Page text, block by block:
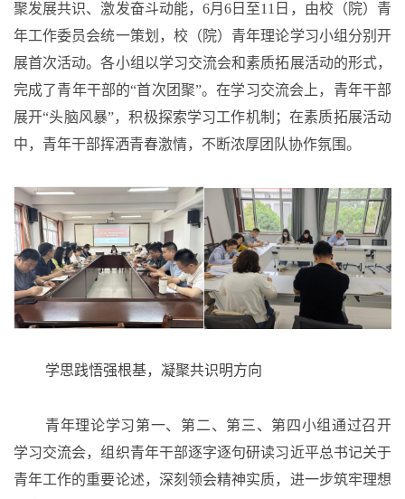
聚发展共识、激发奋斗动能， 6月6日至11日，由校（院）青
年工作委员会统一策划，校（院） 青年理论学习小组 分别开
展首次活动。各小组以学习交流会和素质拓展活动的形式，
完成了青年干部的“首次团聚”。在学习交流会上，青年干部
展开“头脑风暴”，积极探索学习工作机制；在素质拓展活动
中，青年干部挥洒青春激情，不断浓厚团队协作氛围。
学思践悟强根基，凝聚共识明方向
青年理论学习第一、第二、第三、第四小组通过召开
学习交流会，组织青年干部逐字逐句研读习近平总书记关于
青年工作的重要论述，深刻领会精神实质，进一步筑牢理想